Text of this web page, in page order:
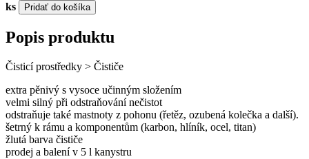
ks Pridať do košíka
Popis produktu
Čisticí prostředky > Čističe
extra pěnivý s vysoce učinným složením
velmi silný při odstraňování nečistot
odstraňuje také mastnoty z pohonu (řetěz, ozubená kolečka a další).
šetrný k rámu a komponentům (karbon, hlíník, ocel, titan)
žlutá barva čističe
prodej a balení v 5 l kanystru